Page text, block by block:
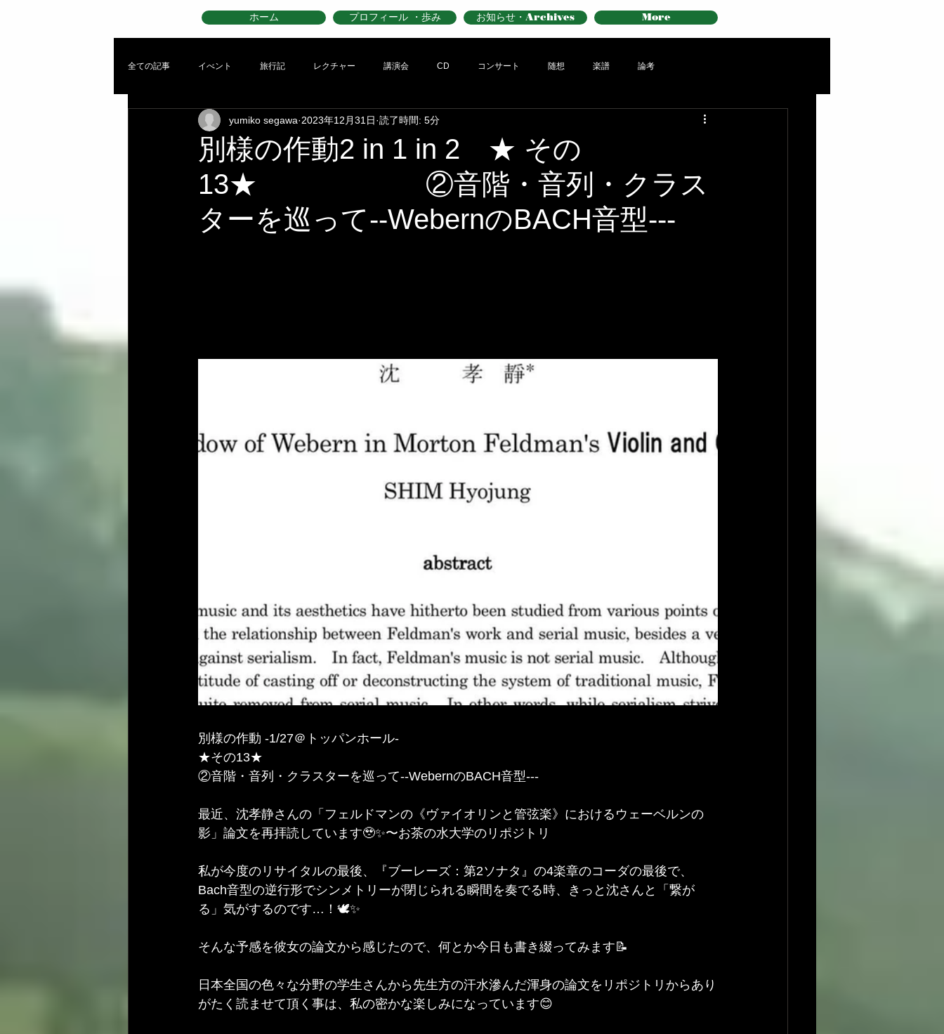
ホーム プロフィール ・歩み お知らせ・Archives More
全ての記事 イべント 旅行記 レクチャー 講演会 CD コンサート 随想 楽譜 論考
別様の作動2 in 1 in 2 ★ その
13★ ②音階・音列・クラス
ターを巡って--WebernのBACH音型---
yumiko segawa 2023年12月31日 読了時間: 5分
別様の作動 -1/27＠トッパンホール-
★その13★
②音階・音列・クラスターを巡って--WebernのBACH音型---
最近、沈孝静さんの「フェルドマンの《ヴァイオリンと管弦楽》におけるウェーベルンの
影」論文を再拝読しています🥹✨〜お茶の水大学のリポジトリ
私が今度のリサイタルの最後、『ブーレーズ：第2ソナタ』の4楽章のコーダの最後で、
Bach音型の逆行形でシンメトリーが閉じられる瞬間を奏でる時、きっと沈さんと「繋が
る」気がするのです…！🕊️✨
そんな予感を彼女の論文から感じたので、何とか今日も書き綴ってみます📝
日本全国の色々な分野の学生さんから先生方の汗水滲んだ渾身の論文をリポジトリからあり
がたく読ませて頂く事は、私の密かな楽しみになっています😊